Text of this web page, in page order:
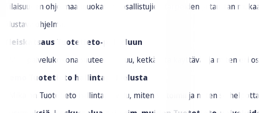
Tilaisuuden ohjelmaa muokataan osallistujien tarpeiden ja taustan
Alustava ohjelma:
Yleiskatsaus Tuotetieto-palveluun
- Mitä palvelukokonaisuuteen kuuluu, ketkä sitä käyttävät ja miten eri
Demo Tuotetieto hallintapalvelusta
- Mikä on Tuotetieto hallintapalvelu, miten se toimii ja miten se